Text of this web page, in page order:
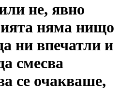
не, явно
няма нищо
ни впечатли и
смесва
се очакваше,